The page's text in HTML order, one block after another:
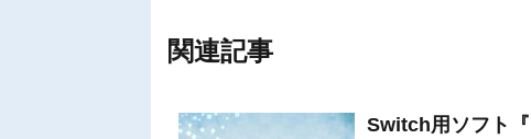
関連記事
Switch用ソフト